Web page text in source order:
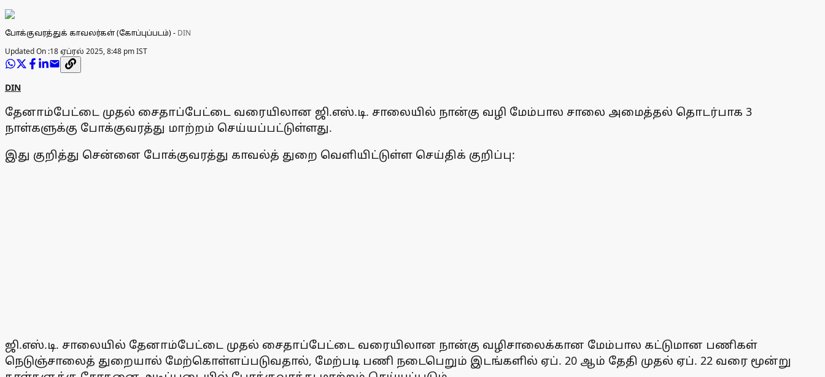
போக்குவரத்துக் காவலர்கள் (கோப்புப்படம்)- DIN
Updated On :18 ஏப்ரல் 2025, 8:48 pm IST
DIN
தேனாம்பேட்டை முதல் சைதாப்பேட்டை வரையிலான ஜி.எஸ்.டி. சாலையில் நான்கு வழி மேம்பால சாலை அமைத்தல் தொடர்பாக 3
நாள்களுக்கு போக்குவரத்து மாற்றம் செய்யப்பட்டுள்ளது.
இது குறித்து சென்னை போக்குவரத்து காவல்த் துறை வெளியிட்டுள்ள செய்திக் குறிப்பு:
ஜி.எஸ்.டி. சாலையில் தேனாம்பேட்டை முதல் சைதாப்பேட்டை வரையிலான நான்கு வழிசாலைக்கான மேம்பால கட்டுமான பணிகள்
நெடுஞ்சாலைத் துறையால் மேற்கொள்ளப்படுவதால், மேற்படி பணி நடைபெறும் இடங்களில் ஏப். 20 ஆம் தேதி முதல் ஏப். 22 வரை மூன்று